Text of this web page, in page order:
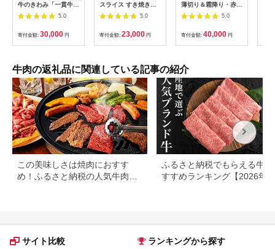
牛のきわみ「一貫牛」
ロース すき焼き 700g
| 阿波牛 国産牛 和牛
牛肉 牛 肉 焼肉 ロー
ス ブランド牛 すき焼
き すきやき しゃぶし
う にく ビーフ 赤身
人気 冷凍 送料無料 贈
り物 贈答 プレゼント
お取り寄せ 記念日 パ
ーティ
5.0
寄付金額: 30,000 円
スライス すき焼き用
700g 牛肉 黒毛和牛
ja-gnksx700
5.0
寄付金額: 23,000 円
薄切り＆霜降り・赤身
焼肉セット 牛肉 食べ
比べ 計1.3kg 焼肉 す
き焼き 国産 精肉 冷凍
送料無料
5.0
寄付金額: 40,000 円
牛肉の返礼品に関連している記事の紹介
この美味しさは焼肉におすす
め！ふるさと納税の人気牛肉還
ふるさと納税でもらえる牛肉
すすめランキング【2026年
サイト比較 ランキングから探す